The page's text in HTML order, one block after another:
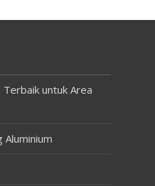
untuk Area
Aluminium